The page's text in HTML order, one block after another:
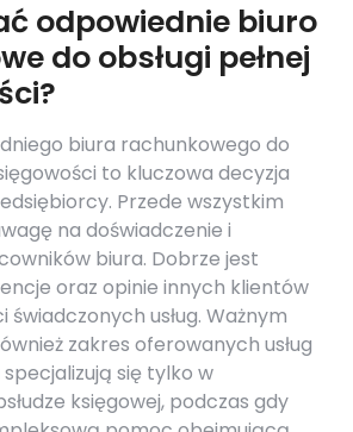
odpowiednie biuro
do obsługi pełnej
biura rachunkowego do
to kluczowa decyzja
Przede wszystkim
na doświadczenie i
biura. Dobrze jest
oraz opinie innych klientów
usług. Ważnym
zakres oferowanych usług
się tylko w
księgowej, podczas gdy